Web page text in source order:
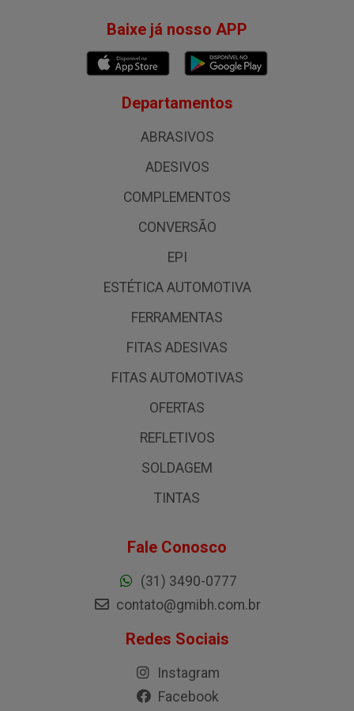
Baixe já nosso APP
Departamentos
ABRASIVOS
ADESIVOS
COMPLEMENTOS
CONVERSÃO
EPI
ESTÉTICA AUTOMOTIVA
FERRAMENTAS
FITAS ADESIVAS
FITAS AUTOMOTIVAS
OFERTAS
REFLETIVOS
SOLDAGEM
TINTAS
Fale Conosco
(31) 3490-0777
contato@gmibh.com.br
Redes Sociais
Instagram
Facebook